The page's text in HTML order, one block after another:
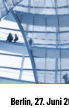
MEDIATHEK
Berlin, 27. Juni